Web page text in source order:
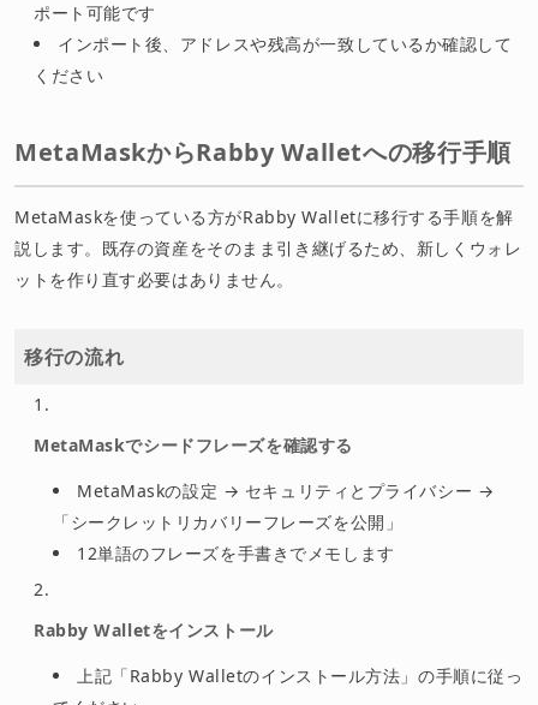
ポート可能です
インポート後、アドレスや残高が一致しているか確認して
ください
MetaMaskからRabby Walletへの移行手順
MetaMaskを使っている方がRabby Walletに移行する手順を解
説します。既存の資産をそのまま引き継げるため、新しくウォレ
ットを作り直す必要はありません。
移行の流れ
MetaMaskでシードフレーズを確認する
MetaMaskの設定 → セキュリティとプライバシー →
「シークレットリカバリーフレーズを公開」
12単語のフレーズを手書きでメモします
Rabby Walletをインストール
上記「Rabby Walletのインストール方法」の手順に従っ